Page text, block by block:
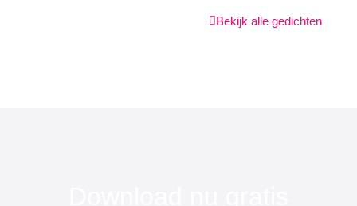
Bekijk alle gedichten